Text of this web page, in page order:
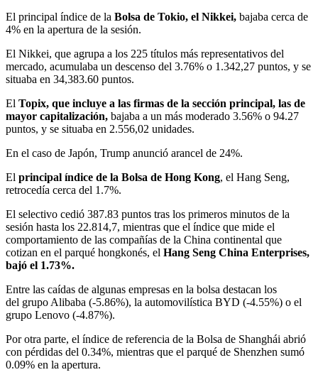
El principal índice de la Bolsa de Tokio, el Nikkei, bajaba cerca de
4% en la apertura de la sesión.
El Nikkei, que agrupa a los 225 títulos más representativos del
mercado, acumulaba un descenso del 3.76% o 1.342,27 puntos, y se
situaba en 34,383.60 puntos.
El Topix, que incluye a las firmas de la sección principal, las de
mayor capitalización, bajaba a un más moderado 3.56% o 94.27
puntos, y se situaba en 2.556,02 unidades.
En el caso de Japón, Trump anunció arancel de 24%.
El principal índice de la Bolsa de Hong Kong, el Hang Seng,
retrocedía cerca del 1.7%.
El selectivo cedió 387.83 puntos tras los primeros minutos de la
sesión hasta los 22.814,7, mientras que el índice que mide el
comportamiento de las compañías de la China continental que
cotizan en el parqué hongkonés, el Hang Seng China Enterprises,
bajó el 1.73%.
Entre las caídas de algunas empresas en la bolsa destacan los
del grupo Alibaba (-5.86%), la automovilística BYD (-4.55%) o el
grupo Lenovo (-4.87%).
Por otra parte, el índice de referencia de la Bolsa de Shanghái abrió
con pérdidas del 0.34%, mientras que el parqué de Shenzhen sumó
0.09% en la apertura.